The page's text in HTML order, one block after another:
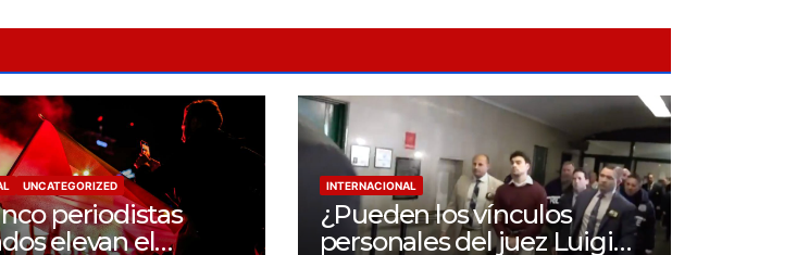
UNCATEGORIZED
periodistas
elevan el
INTERNACIONAL
¿Pueden los vínculos
personales del juez Luigi